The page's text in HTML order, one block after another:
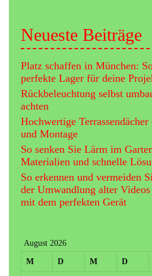
Neueste Beiträge
Platz schaffen in München:
perfekte Lager für deine
Rückbeleuchtung selbst
achten
Hochwertige
und Montage
So senken Sie Lärm im
Materialien und schnelle
So erkennen und vermeiden
der Umwandlung alter
mit dem perfekten Gerät
August 2026
M
D M D